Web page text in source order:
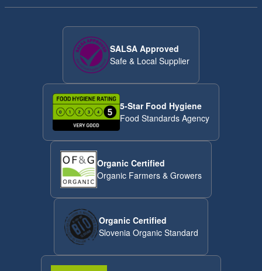
SALSA Approved
Safe & Local Supplier
5-Star Food Hygiene
Food Standards Agency
Organic Certified
Organic Farmers & Growers
Organic Certified
Slovenia Organic Standard